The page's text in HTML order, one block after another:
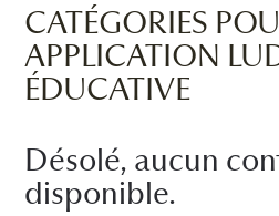
CATÉGORIES
APPLICATION
ÉDUCATIVE
Désolé, aucun
disponible.